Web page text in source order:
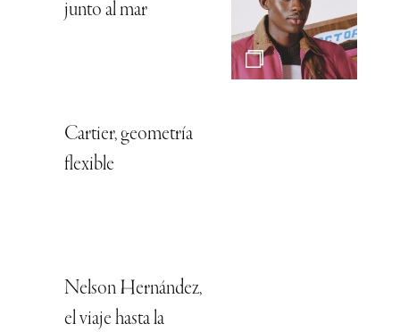
junto al mar
Cartier, geometría
flexible
Nelson Hernández,
el viaje hasta la